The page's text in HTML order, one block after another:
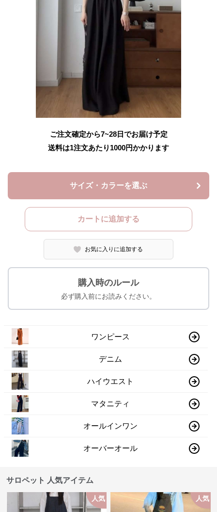
ご注文確定から7~28日でお届け予定
送料は1注文あたり 1000円かかります
サイズ・カラーを選ぶ
カートに追加する
お気に入りに追加する
購入時のルール
必ず購入前にお読みください。
ワンピース
デニム
ハイウエスト
マタニティ
オールインワン
オーバーオール
サロペット 人気アイテム
人気 人気